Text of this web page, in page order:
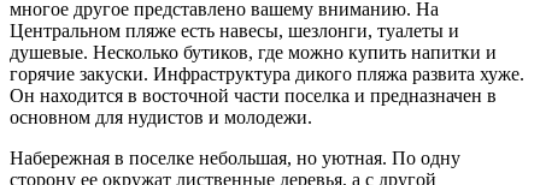
многое другое представлено вашему вниманию. На
Центральном пляже есть навесы, шезлонги, туалеты и
душевые. Несколько бутиков, где можно купить напитки и
горячие закуски. Инфраструктура дикого пляжа развита хуже.
Он находится в восточной части поселка и предназначен в
основном для нудистов и молодежи.
Набережная в поселке небольшая, но уютная. По одну
сторону ее окружат лиственные деревья, а с другой